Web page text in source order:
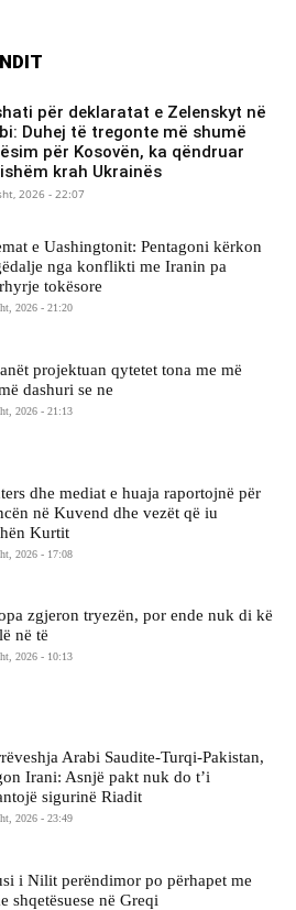
për deklaratat e Zelenskyt në
Duhej të tregonte më shumë
për Kosovën, ka qëndruar
krah Ukrainës
2026 - 22:07
e Uashingtonit: Pentagoni kërkon
nga konflikti me Iranin pa
tokësore
2026 - 21:20
projektuan qytetet tona me më
dashuri se ne
2026 - 21:13
dhe mediat e huaja raportojnë për
në Kuvend dhe vezët që iu
Kurtit
2026 - 17:08
zgjeron tryezën, por ende nuk di kë
në të
2026 - 10:13
Arabi Saudite-Turqi-Pakistan,
Irani: Asnjë pakt nuk do t’i
sigurinë Riadit
2026 - 23:49
i Nilit perëndimor po përhapet me
shqetësuese në Greqi